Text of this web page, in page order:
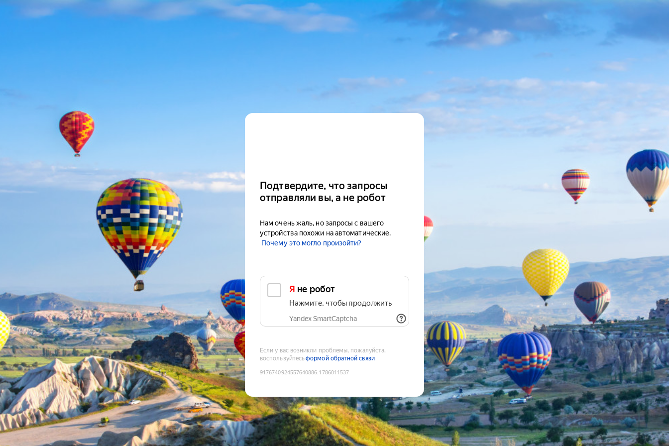
Подтвердите, что запросы
отправляли вы, а не робот
Нам очень жаль, но запросы с вашего
устройства похожи на автоматические.
Почему это могло произойти?
Я не робот
Нажмите, чтобы продолжить
Yandex SmartCaptcha
Если у вас возникли проблемы, пожалуйста,
воспользуйтесьформой обратной связи
9176740924557640886:1786011537